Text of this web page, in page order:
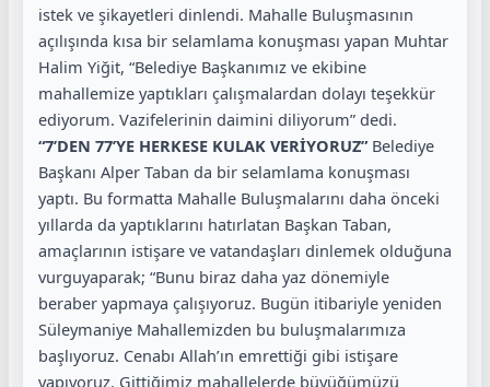
istek ve şikayetleri dinlendi. Mahalle Buluşmasının
açılışında kısa bir selamlama konuşması yapan Muhtar
Halim Yiğit, “Belediye Başkanımız ve ekibine
mahallemize yaptıkları çalışmalardan dolayı teşekkür
ediyorum. Vazifelerinin daimini diliyorum” dedi.
“7’DEN 77’YE HERKESE KULAK VERİYORUZ”Belediye
Başkanı Alper Taban da bir selamlama konuşması
yaptı. Bu formatta Mahalle Buluşmalarını daha önceki
yıllarda da yaptıklarını hatırlatan Başkan Taban,
amaçlarının istişare ve vatandaşları dinlemek olduğuna
vurguyaparak; “Bunu biraz daha yaz dönemiyle
beraber yapmaya çalışıyoruz. Bugün itibariyle yeniden
Süleymaniye Mahallemizden bu buluşmalarımıza
başlıyoruz. Cenabı Allah’ın emrettiği gibi istişare
yapıyoruz. Gittiğimiz mahallelerde büyüğümüzü